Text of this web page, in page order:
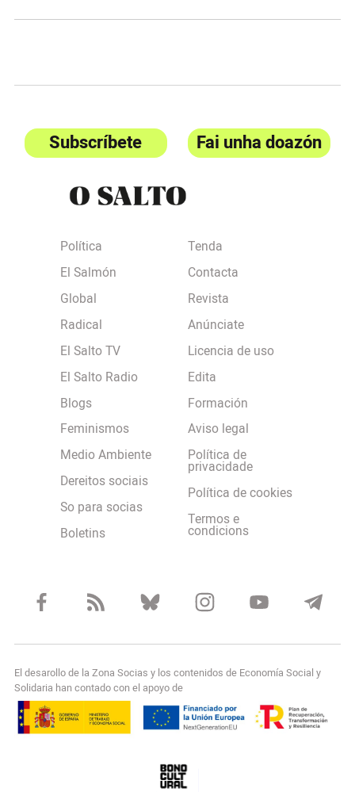
Subscríbete Fai unha doazón
Política
El Salmón
Global
Radical
El Salto TV
El Salto Radio
Blogs
Feminismos
Medio Ambiente
Dereitos sociais
So para socias
Boletins
Tenda
Contacta
Revista
Anúnciate
Licencia de uso
Edita
Formación
Aviso legal
Política de
privacidade
Política de cookies
Termos e
condicions
El desarollo de la Zona Socias y los contenidos de Economía Social y
Solidaria han contado con el apoyo de